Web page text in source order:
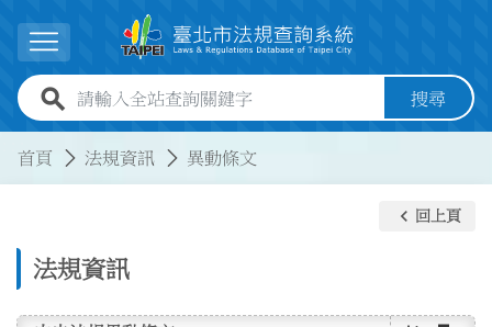
展開選單
全站查詢關鍵字欄位 搜尋
首頁 法規資訊 異動條文
法規資訊
keyboard_arrow_left 回上頁